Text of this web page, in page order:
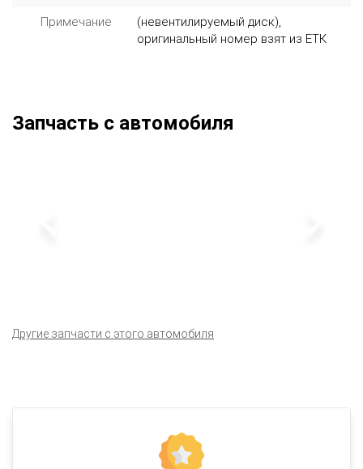
Примечание
(невентилируемый диск),
оригинальный номер взят из ЕТК
Запчасть с автомобиля
Другие запчасти с этого автомобиля